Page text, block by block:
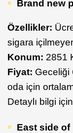
Brand new
Özellikler:
sigara
Konum: 2851
Fiyat: Geceliği
oda için
Detaylı bilgi için
East side of